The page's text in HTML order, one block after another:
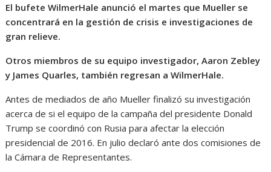
El bufete WilmerHale anunció el martes que Mueller se
concentrará en la gestión de crisis e investigaciones de
gran relieve.
Otros miembros de su equipo investigador, Aaron Zebley
y James Quarles, también regresan a WilmerHale.
Antes de mediados de año Mueller finalizó su investigación
acerca de si el equipo de la campaña del presidente Donald
Trump se coordinó con Rusia para afectar la elección
presidencial de 2016. En julio declaró ante dos comisiones de
la Cámara de Representantes.